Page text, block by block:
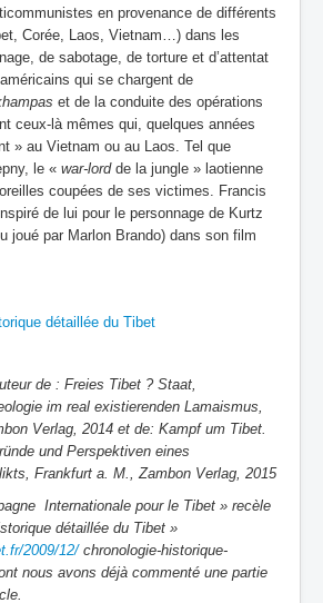
en provenance de différents
Corée, Laos, Vietnam…) dans les
de sabotage, de torture et d’attentat
qui se chargent de
et de la conduite des opérations
ceux-là mêmes qui, quelques années
» au Vietnam ou au Laos. Tel que
le « war-lordde la jungle » laotienne
coupées de ses victimes. Francis
de lui pour le personnage de Kurtz
joué par Marlon Brando) dans son film
détaillée du Tibet
de : Freies Tibet ? Staat,
im real existierenden Lamaismus,
Verlag, 2014 et de: Kampf um Tibet.
und Perspektiven eines
Frankfurt a. M., Zambon Verlag, 2015
Internationale pour le Tibet » recèle
détaillée du Tibet »
2009/12/chronologie-historique-
nous avons déjà commenté une partie